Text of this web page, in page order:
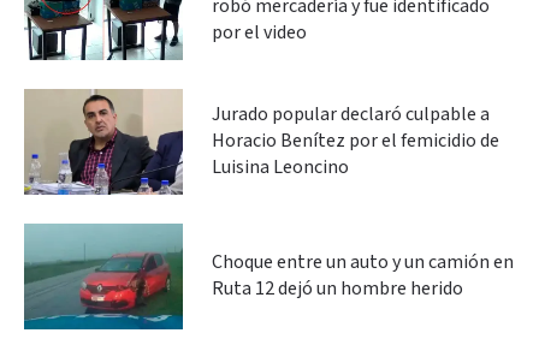
robó mercadería y fue identificado
por el video
Jurado popular declaró culpable a
Horacio Benítez por el femicidio de
Luisina Leoncino
Choque entre un auto y un camión en
Ruta 12 dejó un hombre herido